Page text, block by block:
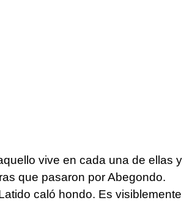
vive en cada una de ellas y
que pasaron por Abegondo.
caló hondo. Es visiblemente